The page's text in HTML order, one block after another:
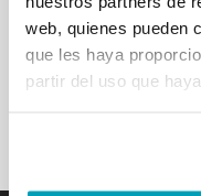
web, quienes pueden
que les haya
partir del uso que